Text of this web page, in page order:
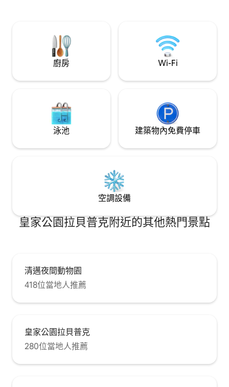
装是日式美学和中古家具，还有一些画
里长啸或鸣叫； 2.小壁虎在角落出没，会
留下痕迹。 3.一楼空间在天黑前后两小时
1-2次。 ✨ 独享空间与私密性 您将独享整栋
房子之间保持着 20米的距离，均有充足的
私密空间。 房东是中泰家庭，女主人是i
人，爸爸泰国人，我们的孩子很社牛，还
O（也就是房子的名字）。 🍳 配备全套烹
洗衣机与烘干机，长住也非常便利。
廚房 Wi-Fi
泳池 建築物內免費停車
空調設備
皇家公園拉貝普克附近的其他熱門景點
清邁夜間動物園
418位當地人推薦
皇家公園拉貝普克
280位當地人推薦